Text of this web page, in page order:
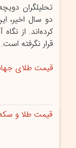
تحلیلگران
دو سال اخیر،
کرده‌اند. از
قرار نگرفته است.
قیمت طلای جهانی
قیمت طلا و